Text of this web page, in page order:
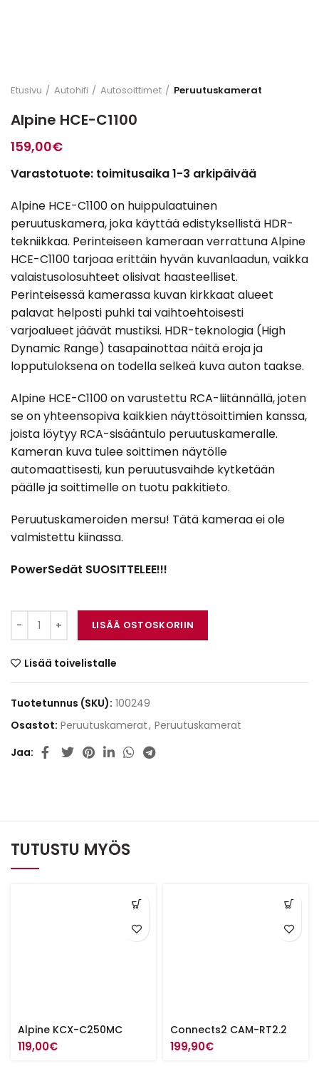
Etusivu Autohifi Autosoittimet Peruutuskamerat
Alpine HCE-C1100
159,00€
Varastotuote: toimitusaika 1-3 arkipäivää
Alpine HCE-C1100 on huippulaatuinen
peruutuskamera, joka käyttää edistyksellistä HDR-
tekniikkaa. Perinteiseen kameraan verrattuna Alpine
HCE-C1100 tarjoaa erittäin hyvän kuvanlaadun, vaikka
valaistusolosuhteet olisivat haasteelliset.
Perinteisessä kamerassa kuvan kirkkaat alueet
palavat helposti puhki tai vaihtoehtoisesti
varjoalueet jäävät mustiksi. HDR-teknologia (High
Dynamic Range) tasapainottaa näitä eroja ja
lopputuloksena on todella selkeä kuva auton taakse.
Alpine HCE-C1100 on varustettu RCA-liitännällä, joten
se on yhteensopiva kaikkien näyttösoittimien kanssa,
joista löytyy RCA-sisääntulo peruutuskameralle.
Kameran kuva tulee soittimen näytölle
automaattisesti, kun peruutusvaihde kytketään
päälle ja soittimelle on tuotu pakkitieto.
Peruutuskameroiden mersu! Tätä kameraa ei ole
valmistettu kiinassa.
PowerSedät SUOSITTELEE!!!
Alpine HCE-C1100 määrä
LISÄÄ OSTOSKORIIN
Lisää toivelistalle
Tuotetunnus (SKU): 100249
Osastot: Peruutuskamerat, Peruutuskamerat
Jaa
TUTUSTU MYÖS
Alpine KCX-C250MC
119,00€
Connects2 CAM-RT2.2
199,90€